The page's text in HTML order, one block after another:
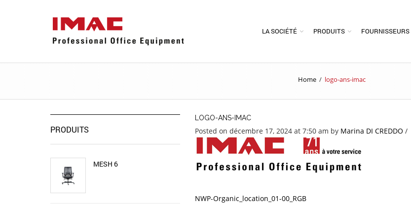
LA SOCIÉTÉ PRODUITS FOURNISSEURS
Home / logo-ans-imac
LOGO-ANS-IMAC
Posted on décembre 17, 2024 at 7:50 am by Marina DI CREDDO /
NWP-Organic_location_01-00_RGB
PRODUITS
MESH 6